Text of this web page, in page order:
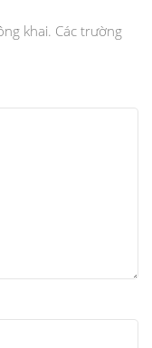
khai. Các trường